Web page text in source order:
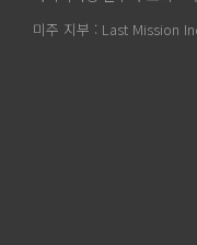
미주 지부 : Last Mission